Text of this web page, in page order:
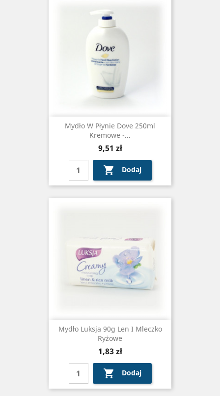
Mydło W Płynie Dove 250ml
Kremowe -...
Cena
9,51 zł
 Dodaj
Mydło Luksja 90g Len I Mleczko
Ryżowe
Cena
1,83 zł
 Dodaj